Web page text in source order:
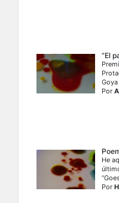
“El
Por
He
Por